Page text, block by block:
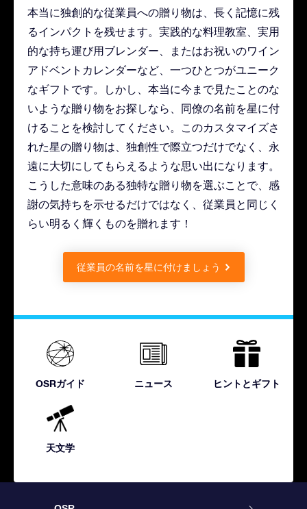
本当に独創的な従業員への贈り物は、長く記憶に残
るインパクトを残せます。実践的な料理教室、実用
的な持ち運び用ブレンダー、またはお祝いのワイン
アドベントカレンダーなど、一つひとつがユニーク
なギフトです。しかし、本当に今まで見たことのな
いような贈り物をお探しなら、同僚の名前を星に付
けることを検討してください。このカスタマイズさ
れた星の贈り物は、独創性で際立つだけでなく、永
遠に大切にしてもらえるような思い出になります。
こうした意味のある独特な贈り物を選ぶことで、感
謝の気持ちを示せるだけではなく、従業員と同じく
らい明るく輝くものを贈れます！
従業員の名前を星に付けましょう
OSRガイド ニュース ヒントとギフト
天文学